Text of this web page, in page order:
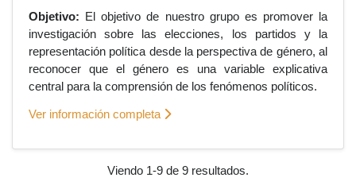
Objetivo: El objetivo de nuestro grupo es promover la
investigación sobre las elecciones, los partidos y la
representación política desde la perspectiva de género, al
reconocer que el género es una variable explicativa
central para la comprensión de los fenómenos políticos.
Ver información completa
Viendo 1-9 de 9 resultados.